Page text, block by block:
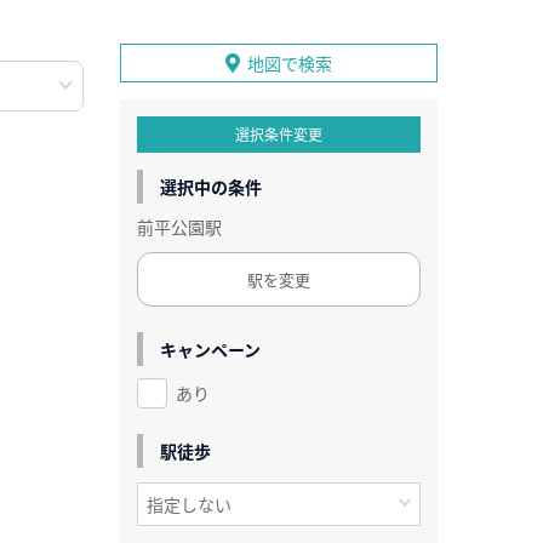
地図で検索
選択条件変更
選択中の条件
前平公園駅
駅を変更
キャンペーン
あり
駅徒歩